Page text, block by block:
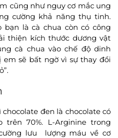
cũng như nguy cơ mắc ung
cường khả năng thụ tinh.
bạn là cà chua còn có công
thiện kích thước dương vật
cà chua vào chế độ dinh
sẽ bất ngờ vì sự thay đổi
đen là chocolate có
70%. L-Arginine trong
lưu lượng máu về cơ